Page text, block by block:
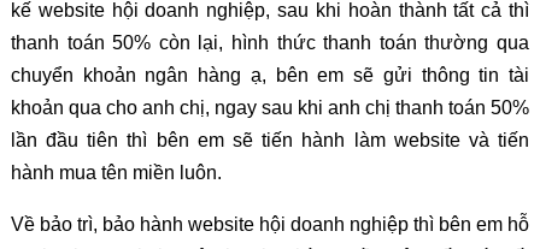
kế website hội doanh nghiệp, sau khi hoàn thành tất cả thì
thanh toán 50% còn lại, hình thức thanh toán thường qua
chuyển khoản ngân hàng ạ, bên em sẽ gửi thông tin tài
khoản qua cho anh chị, ngay sau khi anh chị thanh toán 50%
lần đầu tiên thì bên em sẽ tiến hành làm website và tiến
hành mua tên miền luôn.
Về bảo trì, bảo hành website hội doanh nghiệp thì bên em hỗ